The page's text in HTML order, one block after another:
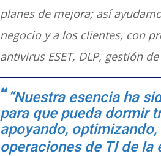
planes de mejora; así
negocio y a los clientes, con
antivirus ESET, DLP, gestión
“Nuestra esencia ha
para que pueda dormir
apoyando,
operaciones de TI de la